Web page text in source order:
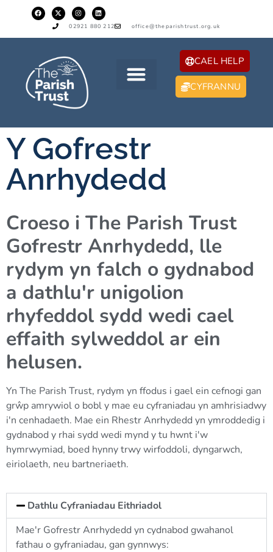
02921 880 212 office@theparishtrust.org.uk
CAEL HELP
CYFRANNU
Y Gofrestr
Anrhydedd
Croeso i The Parish Trust
Gofrestr Anrhydedd, lle
rydym yn falch o gydnabod
a dathlu'r unigolion
rhyfeddol sydd wedi cael
effaith sylweddol ar ein
helusen.
Yn The Parish Trust, rydym yn ffodus i gael ein cefnogi gan
grŵp amrywiol o bobl y mae eu cyfraniadau yn amhrisiadwy
i'n cenhadaeth. Mae ein Rhestr Anrhydedd yn ymroddedig i
gydnabod y rhai sydd wedi mynd y tu hwnt i'w
hymrwymiad, boed hynny trwy wirfoddoli, dyngarwch,
eiriolaeth, neu bartneriaeth.
Dathlu Cyfraniadau Eithriadol
Mae'r Gofrestr Anrhydedd yn cydnabod gwahanol
fathau o gyfraniadau, gan gynnwys: